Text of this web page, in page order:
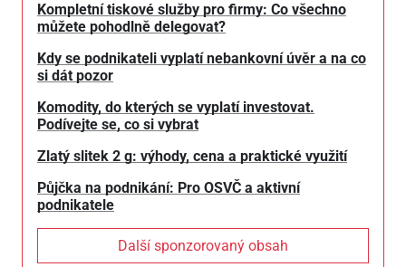
Kompletní tiskové služby pro firmy: Co všechno
můžete pohodlně delegovat?
Kdy se podnikateli vyplatí nebankovní úvěr a na co
si dát pozor
Komodity, do kterých se vyplatí investovat.
Podívejte se, co si vybrat
Zlatý slitek 2 g: výhody, cena a praktické využití
Půjčka na podnikání: Pro OSVČ a aktivní
podnikatele
Další sponzorovaný obsah